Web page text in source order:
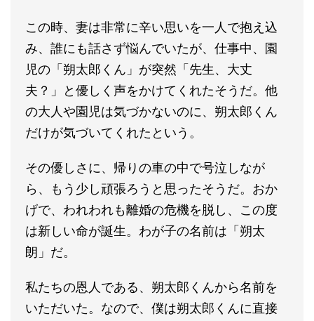
この時、妻は非常に辛い思いを一人で抱え込
み、誰にも話さず悩んでいたが、仕事中、園
児の「朔太郎くん」が突然「先生、大丈
夫？」と優しく声をかけてくれたそうだ。他
の大人や園児は気づかないのに、朔太郎くん
だけが気づいてくれたという。
その優しさに、帰りの車の中で号泣しなが
ら、もう少し頑張ろうと思ったそうだ。おか
げで、われわれも離婚の危機を脱し、この度
は新しい命が誕生。わが子の名前は「朔太
朗」だ。
私たちの恩人である、朔太郎くんから名前を
いただいた。なので、僕は朔太郎くんに直接